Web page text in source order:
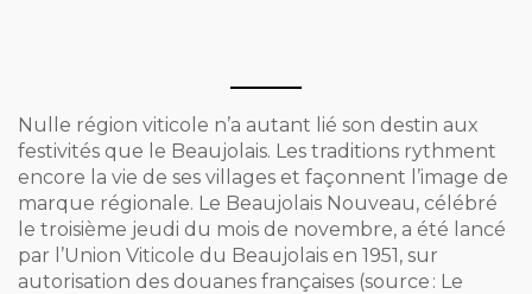
Nulle région viticole n’a autant lié son destin aux
festivités que le Beaujolais. Les traditions rythment
encore la vie de ses villages et façonnent l’image de
marque régionale. Le Beaujolais Nouveau, célébré
le troisième jeudi du mois de novembre, a été lancé
par l’Union Viticole du Beaujolais en 1951, sur
autorisation des douanes françaises (source : Le